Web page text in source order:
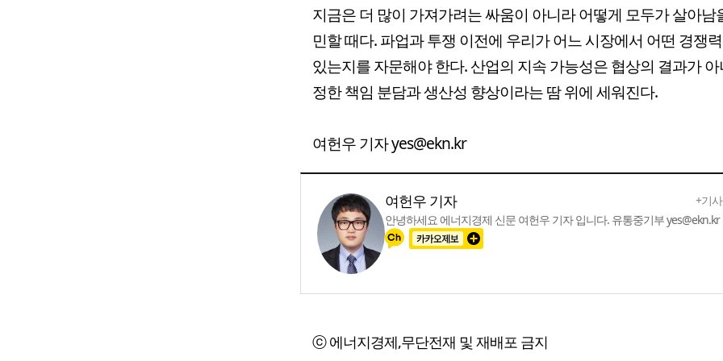
지금은 더 많이 가져가려는 싸움이 아니라 어떻게 모두가 살아남
민할 때다. 파업과 투쟁 이전에 우리가 어느 시장에서 어떤 경쟁
있는지를 자문해야 한다. 산업의 지속 가능성은 협상의 결과가
정한 책임 분담과 생산성 향상이라는 땀 위에 세워진다.
여헌우 기자 yes@ekn.kr
여헌우 기자
+기
안녕하세요 에너지경제 신문 여헌우 기자 입니다. 유통중기부 yes@ekn.kr
ⓒ 에너지경제,무단전재 및 재배포 금지